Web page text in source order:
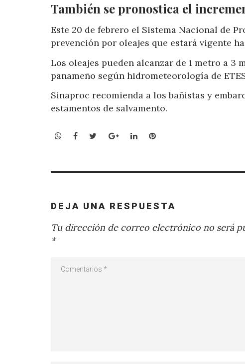
También se pronostica el
Este 20 de febrero el Sistema Nacional de
prevención por oleajes que estará vigente
Los oleajes pueden alcanzar de 1 metro a 3
panameño según hidrometeorología de
Sinaproc recomienda a los bañistas y
estamentos de salvamento.
WhatsApp
Facebook
TwitterGoogle+LinkedInPinterest
DEJA UNA RESPUESTA
Tu dirección de correo electrónico no será
*